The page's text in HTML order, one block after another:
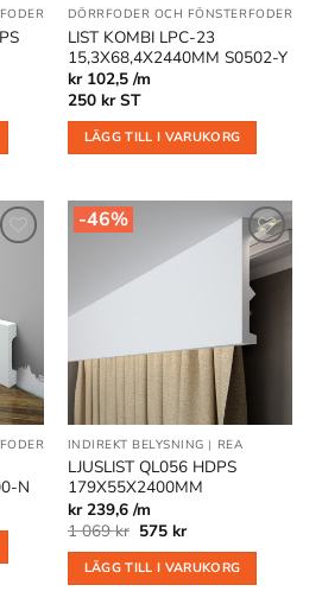
GOLVLISTER|KOMBILISTER|REA
DÖRRFODER OCH FÖNSTERFODER
LIST KOMBI LPC-23
15,3X68,4X2440MM S0502-Y
kr 102,5 /m
250 kr ST
LÄGG TILL I VARUKORG
N
-46%
Lägg till
önskelistan
INDIREKT BELYSNING | REA
LJUSLIST QL056 HDPS
179X55X2400MM
kr 239,6 /m
1 069kr Det
ursprungliga
priset
var:
1
575 krDet
priset
är:
575 kr.
LÄGG TILL I VARUKORG